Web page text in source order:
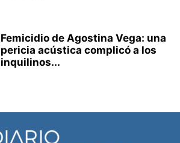
Femicidio de Agostina Vega: una
pericia acústica complicó a los
inquilinos...